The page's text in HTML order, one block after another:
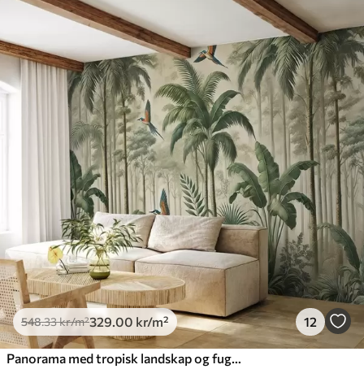
548.33kr/m²329 .00 kr/m² 12